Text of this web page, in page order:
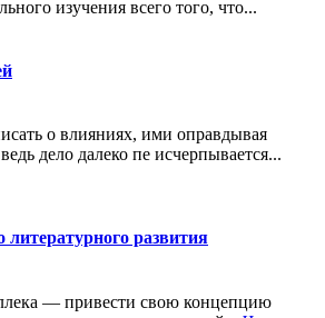
изучения всего того, что...
о влияниях, ими оправдывая
дело далеко пе исчерпывается...
развития
— привести свою концепцию